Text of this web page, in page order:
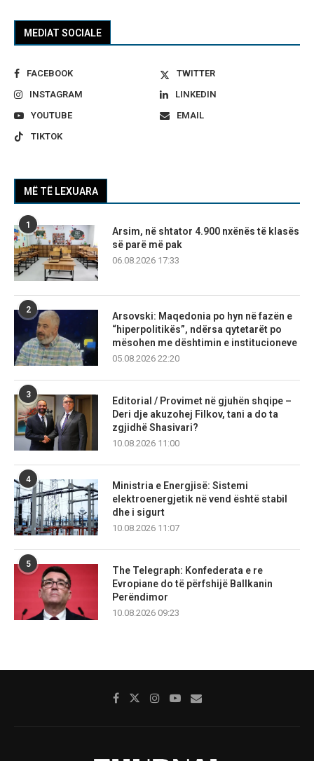
MEDIAT SOCIALE
FACEBOOK
TWITTER
INSTAGRAM
LINKEDIN
YOUTUBE
EMAIL
TIKTOK
MË TË LEXUARA
1
Arsim, në shtator 4.900 nxënës të klasës
së parë më pak
06.08.2026 17:33
2
Arsovski: Maqedonia po hyn në fazën e
“hiperpolitikës”, ndërsa qytetarët po
mësohen me dështimin e institucioneve
05.08.2026 22:20
3
Editorial / Provimet në gjuhën shqipe –
Deri dje akuzohej Filkov, tani a do ta
zgjidhë Shasivari?
10.08.2026 11:00
4
Ministria e Energjisë: Sistemi
elektroenergjetik në vend është stabil
dhe i sigurt
10.08.2026 11:07
5
The Telegraph: Konfederata e re
Evropiane do të përfshijë Ballkanin
Perëndimor
10.08.2026 09:23